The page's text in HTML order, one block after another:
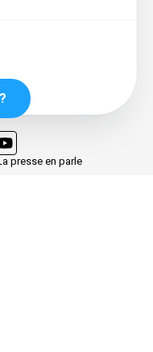
presse en parle